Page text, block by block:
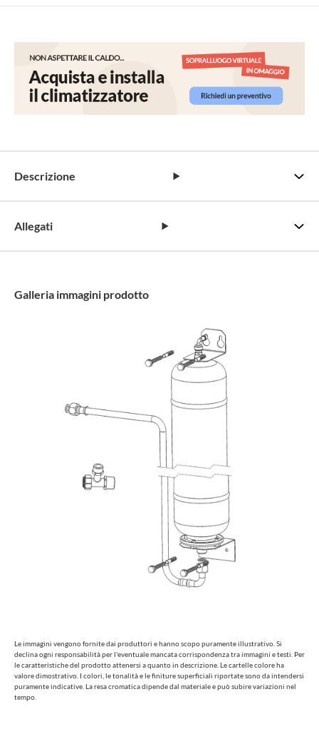
Descrizione
Allegati
Galleria immagini prodotto
Le immagini vengono fornite dai produttori e hanno scopo puramente illustrativo. Si
declina ogni responsabilità per l'eventuale mancata corrispondenza tra immagini e testi. Per
le caratteristiche del prodotto attenersi a quanto in descrizione. Le cartelle colore ha
valore dimostrativo. I colori, le tonalità e le finiture superficiali riportate sono da intendersi
puramente indicative. La resa cromatica dipende dal materiale e può subire variazioni nel
tempo.